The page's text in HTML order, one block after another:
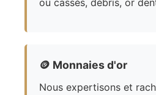
ou cassés, débris, or
🪙 Monnaies d'or
Nous expertisons et